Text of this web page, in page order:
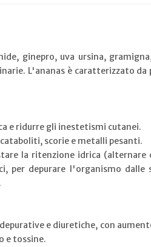
ginepro, uva ursina,
L'ananas è caratterizzato
e ridurre gli inestetismi cutanei.
scorie e metalli pesanti.
la ritenzione idrica (alternare
depurare l'organismo dalle
e diuretiche, con
e tossine.